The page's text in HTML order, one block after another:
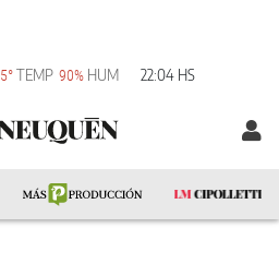
5°TEMP 90% HUM 22:04 HS